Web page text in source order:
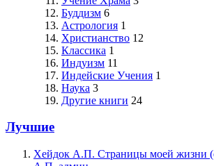
Буддизм 6
Астрология 1
Христианство 12
Классика 1
Индуизм 11
Индейские Учения 1
Наука 3
Другие книги 24
Лучшие
Хейдок А.П. Страницы моей жизни